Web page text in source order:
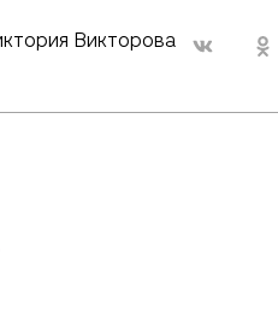
Викторова